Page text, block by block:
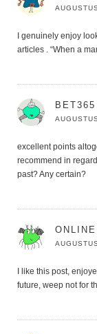
I genuinely enjoy
articles . “When a
excellent points
recommend in
past? Any certain?
I like this post,
future, weep not for